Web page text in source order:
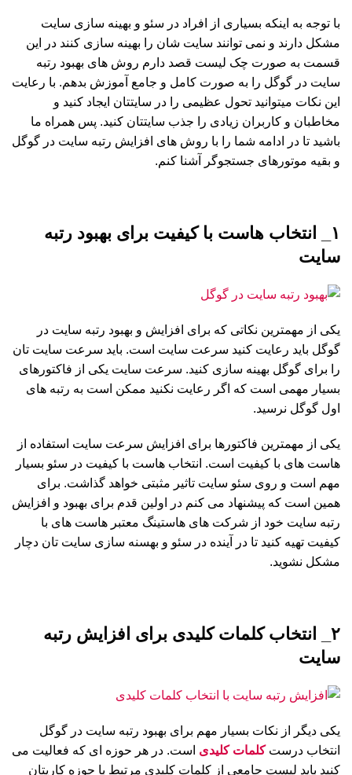
با توجه به اینکه بسیاری از افراد در سئو و بهینه سازی سایت
مشکل دارند و نمی توانند سایت شان را بهینه سازی کنند در این
قسمت به صورت چک لیست قصد دارم روش های بهبود رتبه
سایت در گوگل را به صورت کامل و جامع آموزش بدهم. با رعایت
این نکات میتوانید تحول عظیمی را در سایتتان ایجاد کنید و
مخاطبان و کاربران زیادی را جذب سایتتان کنید. پس همراه ما
باشید تا در ادامه شما را با روش های افزایش رتبه سایت در گوگل
و بقیه موتورهای جستجوگر آشنا کنم.
۱_ انتخاب هاست با کیفیت برای بهبود رتبه
سایت
یکی از مهمترین نکاتی که برای افزایش و بهبود رتبه سایت در
گوگل باید رعایت کنید سرعت سایت است. باید سرعت سایت تان
را برای گوگل بهینه سازی کنید. سرعت سایت یکی از فاکتورهای
بسیار مهمی است که اگر رعایت نکنید ممکن است به رتبه های
اول گوگل نرسید.
یکی از مهمترین فاکتورها برای افزایش سرعت سایت استفاده از
هاست های با کیفیت است. انتخاب هاست با کیفیت در سئو بسیار
مهم است و روی سئو سایت تاثیر مثبتی خواهد گذاشت. برای
همین است که پیشنهاد می کنم در اولین قدم برای بهبود و افزایش
رتبه سایت خود از شرکت های هاستینگ معتبر هاست های با
کیفیت تهیه کنید تا در آینده در سئو و بهسنه سازی سایت تان دچار
مشکل نشوید.
۲_ انتخاب کلمات کلیدی برای افزایش رتبه
سایت
یکی دیگر از نکات بسیار مهم برای بهبود رتبه سایت در گوگل
انتخاب درستکلمات کلیدی است. در هر حوزه ای که فعالیت می
کنید باید لیست جامعی از کلمات کلیدی مرتبط با حوزه کاریتان